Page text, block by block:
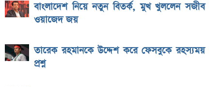
বাংলাদেশ নিয়ে নতুন বিতর্ক, মুখ খুললেন সজীব
ওয়াজেদ জয়
তারেক রহমানকে উদ্দেশ করে ফেসবুকে রহস্যময়
প্রশ্ন